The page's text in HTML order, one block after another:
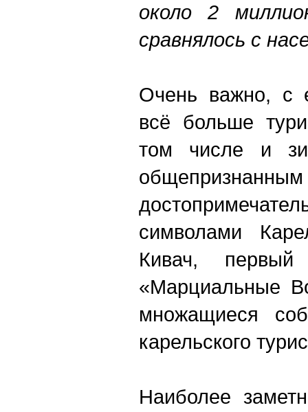
около 2
сравнялось с
Очень важно, с
всё больше
том числе и
общепризнанным
символами
Кивач,
«Марциальные
множащиеся
карельского
Наиболее